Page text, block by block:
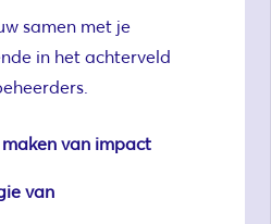
samen met je
in het achterveld
van impact
van